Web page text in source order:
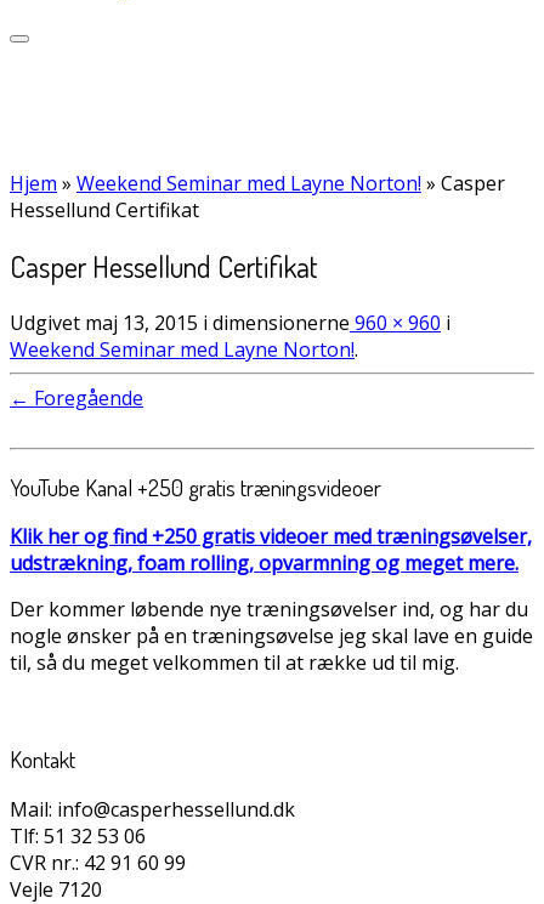
Hjem » Weekend Seminar med Layne Norton! » Casper
Hessellund Certifikat
Casper Hessellund Certifikat
Udgivet maj 13, 2015 i dimensionerne 960 × 960 i
Weekend Seminar med Layne Norton!.
← Foregående
YouTube Kanal +250 gratis træningsvideoer
Klik her og find +250 gratis videoer med træningsøvelser,
udstrækning, foam rolling, opvarmning og meget mere.
Der kommer løbende nye træningsøvelser ind, og har du
nogle ønsker på en træningsøvelse jeg skal lave en guide
til, så du meget velkommen til at række ud til mig.
Kontakt
Mail: info@casperhessellund.dk
Tlf: 51 32 53 06
CVR nr.: 42 91 60 99
Vejle 7120